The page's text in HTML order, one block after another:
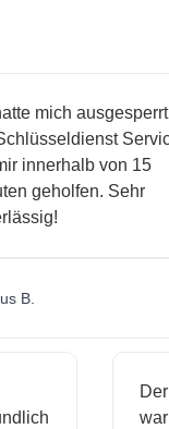
mich ausgesperrt
Service
von 15
geholfen. Sehr